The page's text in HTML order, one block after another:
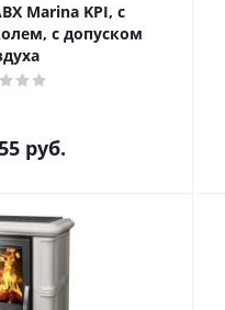
Marina KPI, с
с допуском
руб.